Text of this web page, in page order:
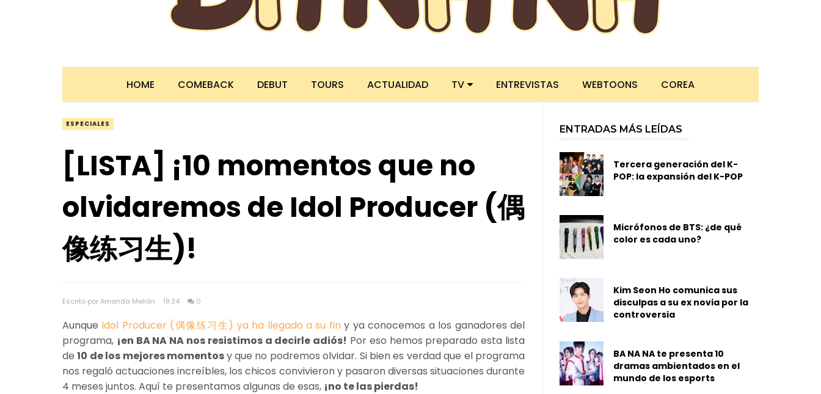
HOME COMEBACK DEBUT TOURS ACTUALIDAD TV ENTREVISTAS WEBTOONS COREA
ESPECIALES
[LISTA] ¡10 momentos que no
olvidaremos de Idol Producer (偶
像练习生)!
Escrito por Amanda Melián 19:34 0
Aunque Idol Producer (偶像练习生) ya ha llegado a su finy ya conocemos a los ganadores del
programa, ¡en BA NA NA nos resistimos a decirle adiós! Por eso hemos preparado esta lista
de10 de los mejores momentosy que no podremos olvidar. Si bien es verdad que el programa
nos regaló actuaciones increíbles, los chicos convivieron y pasaron diversas situaciones durante
4 meses juntos. Aquí te presentamos algunas de esas, ¡no te las pierdas!
ENTRADAS MÁS LEÍDAS
Tercera generación del K-
POP: la expansión del K-POP
Micrófonos de BTS: ¿de qué
color es cada uno?
Kim Seon Ho comunica sus
disculpas a su ex novia por la
controversia
BA NA NA te presenta 10
dramas ambientados en el
mundo de los esports